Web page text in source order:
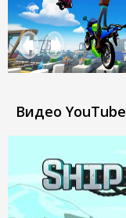
Видео YouTube